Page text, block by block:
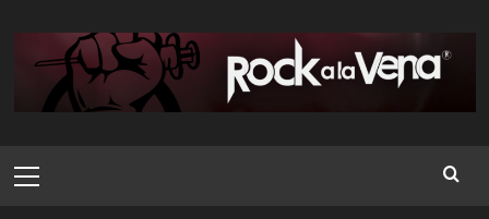
contenido
principal